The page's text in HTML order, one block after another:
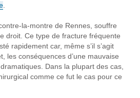
la-montre de Rennes, souffre
droit. Ce type de fracture fréquente
rapidement car, même s’il s’agit
les conséquences d’une mauvaise
Dans la plupart des cas,
comme ce fut le cas pour ce